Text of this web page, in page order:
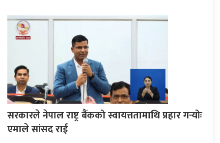
सरकारले नेपाल राष्ट्र बैंकको स्वायत्ततामाथि प्रहार गर्‍योः
एमाले सांसद राई